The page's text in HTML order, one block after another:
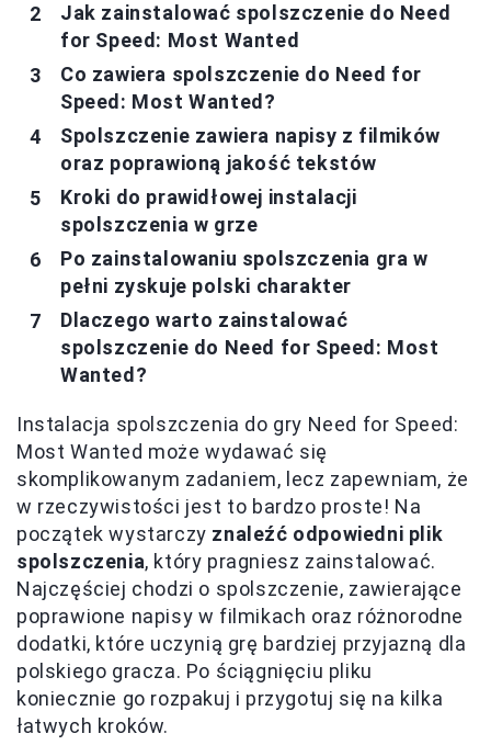
Jak zainstalować spolszczenie do Need
for Speed: Most Wanted
Co zawiera spolszczenie do Need for
Speed: Most Wanted?
Spolszczenie zawiera napisy z filmików
oraz poprawioną jakość tekstów
Kroki do prawidłowej instalacji
spolszczenia w grze
Po zainstalowaniu spolszczenia gra w
pełni zyskuje polski charakter
Dlaczego warto zainstalować
spolszczenie do Need for Speed: Most
Wanted?
Instalacja spolszczenia do gry Need for Speed:
Most Wanted może wydawać się
skomplikowanym zadaniem, lecz zapewniam, że
w rzeczywistości jest to bardzo proste! Na
początek wystarczy znaleźć odpowiedni plik
spolszczenia, który pragniesz zainstalować.
Najczęściej chodzi o spolszczenie, zawierające
poprawione napisy w filmikach oraz różnorodne
dodatki, które uczynią grę bardziej przyjazną dla
polskiego gracza. Po ściągnięciu pliku
koniecznie go rozpakuj i przygotuj się na kilka
łatwych kroków.